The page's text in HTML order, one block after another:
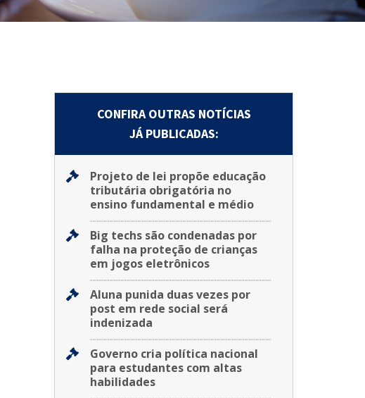
CONFIRA OUTRAS NOTÍCIAS
JÁ PUBLICADAS:
Projeto de lei propõe educação
tributária obrigatória no
ensino fundamental e médio
Big techs são condenadas por
falha na proteção de crianças
em jogos eletrônicos
Aluna punida duas vezes por
post em rede social será
indenizada
Governo cria política nacional
para estudantes com altas
habilidades